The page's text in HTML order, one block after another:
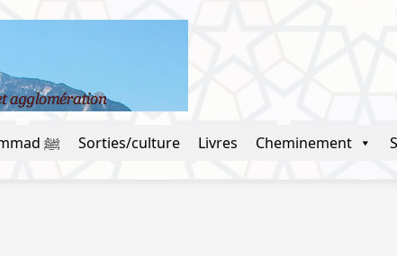
La vie du prophète Mouhammad ﷺ Sorties/culture Livres Cheminement